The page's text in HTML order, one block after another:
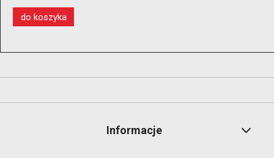
do koszyka
Informacje